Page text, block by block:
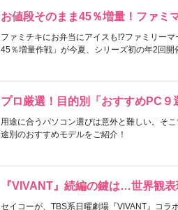
お値段そのまま45％増量！ファミ
ファミチキにお弁当にアイスも!?ファミリー
45％増量作戦」が今夏、シリーズ初の年2回開
プロ厳選！目的別「おすすめPC９
用途に合うパソコン選びは意外と難しい。そ
途別のおすすめモデルをご紹介！
『VIVANT』続編の鍵は…世界観
セイコーが、TBS系日曜劇場『VIVANT』コラ